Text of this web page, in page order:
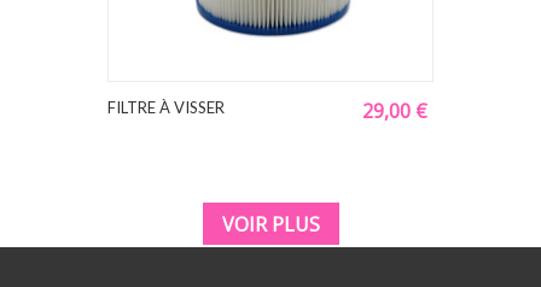
FILTRE À VISSER 29,00 €
VOIR PLUS